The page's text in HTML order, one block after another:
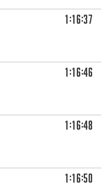
1:16:37
1:16:46
1:16:48
1:16:50